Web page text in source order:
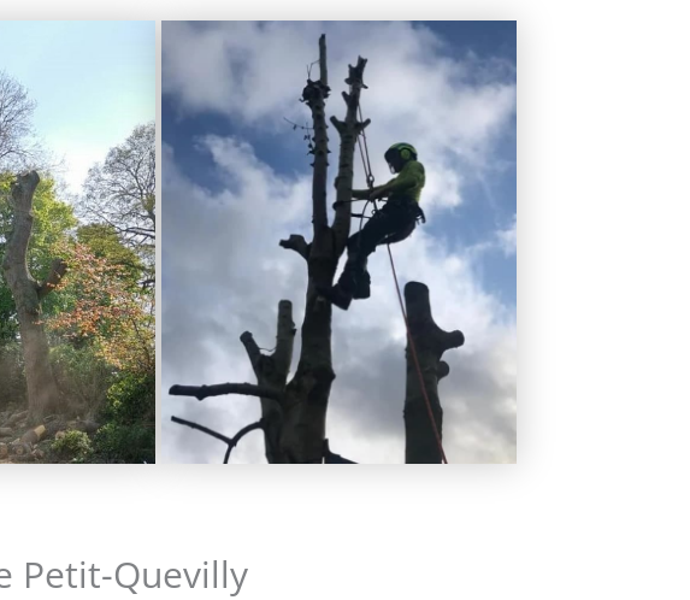
Petit-Quevilly